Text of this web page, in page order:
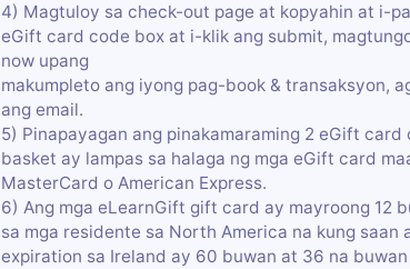
4) Magtuloy sa check-out page at kopyahin at i-
eGift card code box at i-klik ang submit,
now upang
makumpleto ang iyong pag-book & transaksyon,
ang email.
5) Pinapayagan ang pinakamaraming 2 eGift
basket ay lampas sa halaga ng mga eGift card
MasterCard o American Express.
6) Ang mga eLearnGift gift card ay mayroong 12
sa mga residente sa North America na kung
expiration sa Ireland ay 60 buwan at 36 na